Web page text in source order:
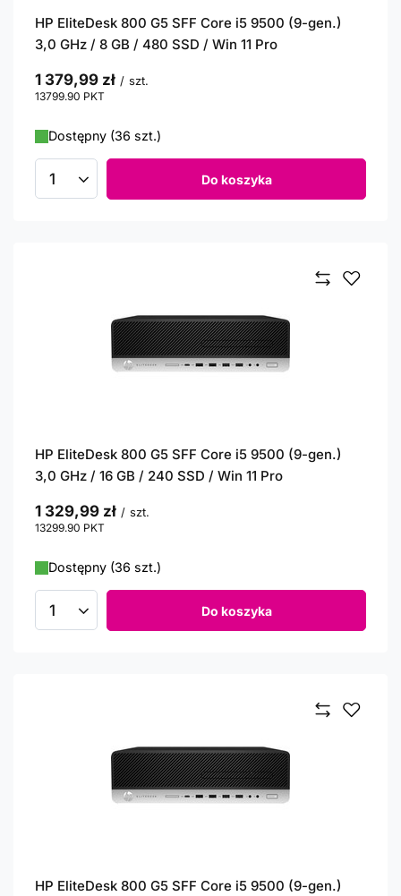
HP EliteDesk 800 G5 SFF Core i5 9500 (9-gen.)
3,0 GHz / 8 GB / 480 SSD / Win 11 Pro
1 379,99 zł / szt.
13799.90 PKT
Dostępny (36 szt.)
Ilość produktów Do koszyka
HP EliteDesk 800 G5 SFF Core i5 9500 (9-gen.)
3,0 GHz / 16 GB / 240 SSD / Win 11 Pro
1 329,99 zł / szt.
13299.90 PKT
Dostępny (36 szt.)
Ilość produktów Do koszyka
HP EliteDesk 800 G5 SFF Core i5 9500 (9-gen.)